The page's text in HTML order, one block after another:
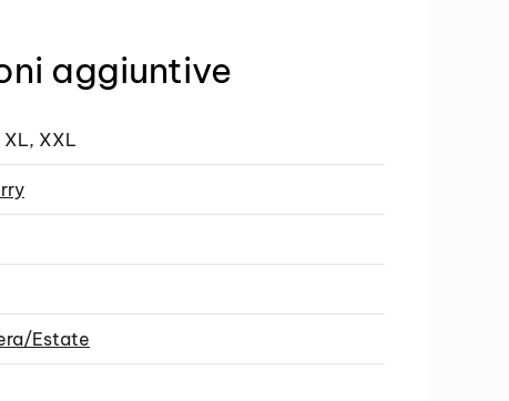
aggiuntive
XL, XXL
Estate